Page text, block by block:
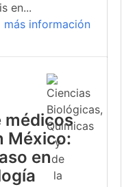
en...
más información
México:
en